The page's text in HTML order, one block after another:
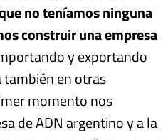
no teníamos ninguna
construir una empresa
y exportando
también en otras
momento nos
de ADN argentino y a la